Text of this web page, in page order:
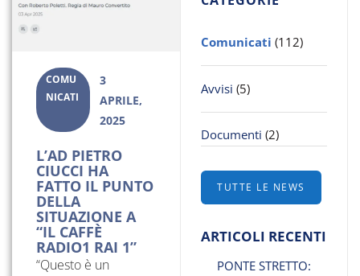
COMU
NICATI
3
APRILE,
2025
L’AD PIETRO
CIUCCI HA
FATTO IL PUNTO
DELLA
SITUAZIONE A
“IL CAFFÈ
RADIO1 RAI 1”
“Questo è un
Comunicati (112)
Avvisi (5)
Documenti (2)
TUTTE LE NEWS
ARTICOLI RECENTI
PONTE STRETTO: